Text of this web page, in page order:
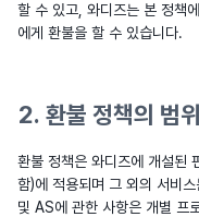
할 수 있고, 와디즈는 본 정책
에게 환불을 할 수 있습니다.
2. 환불 정책의 범위
환불 정책은 와디즈에 개설된
함)에 적용되며 그 외의 서비
및 AS에 관한 사항은 개별 프